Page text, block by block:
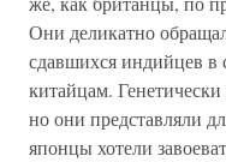
Они деликатно
сдавшихся индийцев в
китайцам.
но они представляли
японцы хотели